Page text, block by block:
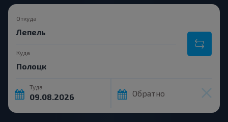
Откуда
Куда
Туда
Обратно